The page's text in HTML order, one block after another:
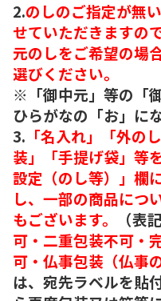
2.のしのご指定が無
せていただきますの
元のしをご希望の場
選びください。
※「御中元」等の「
ひらがなの「お」に
3. 「名入れ」「外の
装」「手提げ袋」等
設定（のし等）」欄
し、一部の商品につ
もございます。
（表
可・二重包装不可・
可・仏事包装（仏事
は、宛先ラベルを貼